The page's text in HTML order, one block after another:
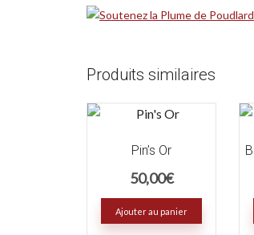
Produits similaires
Pin’s Or
50,00€
Ajouter au panier